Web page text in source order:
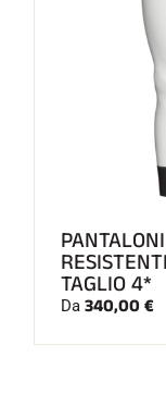
TAGLIO 4*
Da 340,00 €